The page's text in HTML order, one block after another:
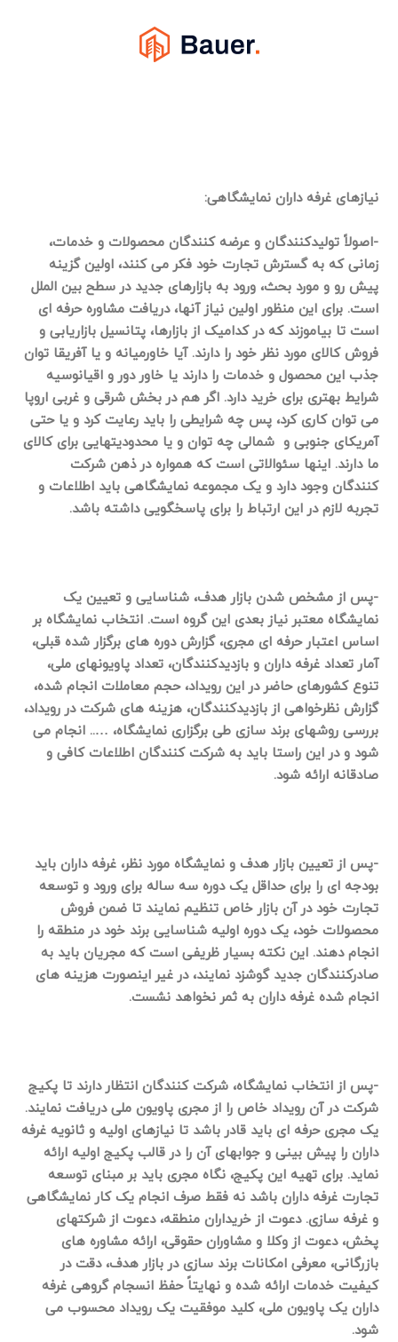
نیازهای غرفه داران نمایشگاهی:
-اصولاً تولیدکنندگان و عرضه کنندگان محصولات و خدمات،
زمانی که به گسترش تجارت خود فکر می کنند، اولین گزینه
پیش رو و مورد بحث، ورود به بازارهای جدید در سطح بین الملل
است. برای این منظور اولین نیاز آنها، دریافت مشاوره حرفه ای
است تا بیاموزند که در کدامیک از بازارها، پتانسیل بازاریابی و
فروش کالای مورد نظر خود را دارند. آیا خاورمیانه و یا آفریقا توان
جذب این محصول و خدمات را دارند یا خاور دور و اقیانوسیه
شرایط بهتری برای خرید دارد. اگر هم در بخش شرقی و غربی اروپا
می توان کاری کرد، پس چه شرایطی را باید رعایت کرد و یا حتی
آمریکای جنوبی و شمالی چه توان و یا محدودیتهایی برای کالای
ما دارند. اینها سئوالاتی است که همواره در ذهن شرکت
کنندگان وجود دارد و یک مجموعه نمایشگاهی باید اطلاعات و
تجربه لازم در این ارتباط را برای پاسخگویی داشته باشد.
-پس از مشخص شدن بازار هدف، شناسایی و تعیین یک
نمایشگاه معتبر نیاز بعدی این گروه است. انتخاب نمایشگاه بر
اساس اعتبار حرفه ای مجری، گزارش دوره های برگزار شده قبلی،
آمار تعداد غرفه داران و بازدیدکنندگان، تعداد پاویونهای ملی،
تنوع کشورهای حاضر در این رویداد، حجم معاملات انجام شده،
گزارش نظرخواهی از بازدیدکنندگان، هزینه های شرکت در رویداد،
بررسی روشهای برند سازی طی برگزاری نمایشگاه، ….. انجام می
شود و در این راستا باید به شرکت کنندگان اطلاعات کافی و
صادقانه ارائه شود.
-پس از تعیین بازار هدف و نمایشگاه مورد نظر، غرفه داران باید
بودجه ای را برای حداقل یک دوره سه ساله برای ورود و توسعه
تجارت خود در آن بازار خاص تنظیم نمایند تا ضمن فروش
محصولات خود، یک دوره اولیه شناسایی برند خود در منطقه را
انجام دهند. این نکته بسیار ظریفی است که مجریان باید به
صادرکنندگان جدید گوشزد نمایند، در غیر اینصورت هزینه های
انجام شده غرفه داران به ثمر نخواهد نشست.
-پس از انتخاب نمایشگاه، شرکت کنندگان انتظار دارند تا پکیج
شرکت در آن رویداد خاص را از مجری پاویون ملی دریافت نمایند.
یک مجری حرفه ای باید قادر باشد تا نیازهای اولیه و ثانویه غرفه
داران را پیش بینی و جوابهای آن را در قالب پکیج اولیه ارائه
نماید. برای تهیه این پکیج، نگاه مجری باید بر مبنای توسعه
تجارت غرفه داران باشد نه فقط صرف انجام یک کار نمایشگاهی
و غرفه سازی. دعوت از خریداران منطقه، دعوت از شرکتهای
پخش، دعوت از وکلا و مشاوران حقوقی، ارائه مشاوره های
بازرگانی، معرفی امکانات برند سازی در بازار هدف، دقت در
کیفیت خدمات ارائه شده و نهایتاً حفظ انسجام گروهی غرفه
داران یک پاویون ملی، کلید موفقیت یک رویداد محسوب می
شود.